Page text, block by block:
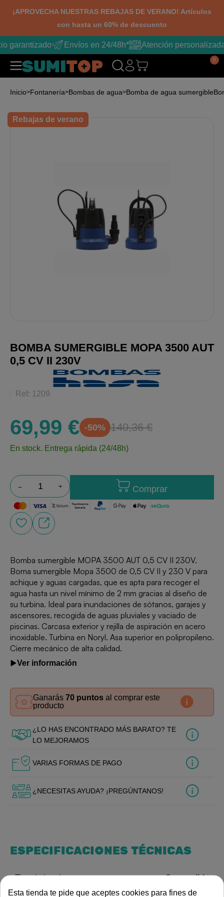
¡APROVECHA NUESTRAS REBAJAS DE VERANO! Artículos
con hasta un 60% de descuento
garantizado Envíos en 24/48h* Atención personalizada
0
Inicio Fontanería Bombas de agua Bomba de agua sumergible
Rebajas de verano
BOMBA SUMERGIBLE MOPA 3500 AUT
0,5 CV II 230V
Ref: 1209
69,99 € -50% 140,36 €
En stock. Entrega rápida (24/48h)
Comprar
Bomba sumergible MOPA 3500 AUT 0,5 CV II 230V.
Boma sumergible Mopa 3500 de 0,5 CV II y 230 V para
achique y aguas cargadas, que es apta para recoger el
agua hasta un nivel mínimo de 2 mm gracias al diseño de
su turbina. Ideal para inundaciones de sótanos, garajes y
ascensores, recogida de aguas pluviales y vaciado de
piscinas. Carcasa exterior y rejilla de aspiración en acero
inoxidable. Turbina en Noryl. Asa superior en polipropileno.
Cierre mecánico de alta calidad.
Ver información
Ganarás 70 puntos al comprar este
producto
¿LO HAS ENCONTRADO MÁS BARATO? TE
LO MEJORAMOS
VARIAS FORMAS DE PAGO
¿NECESITAS AYUDA? ¡PREGÚNTANOS!
ESPECIFICACIONES TÉCNICAS
Tipo de bomba Sumergible
Esta tienda te pide que aceptes cookies para fines de